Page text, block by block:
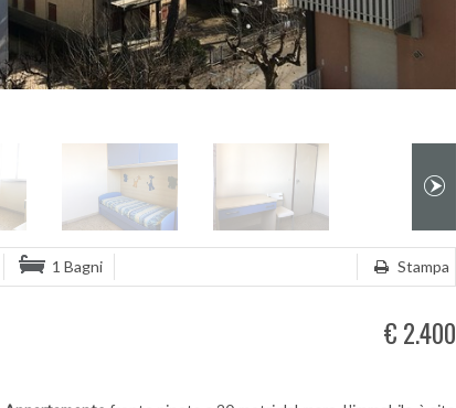
1 Bagni Stampa
€ 2.400